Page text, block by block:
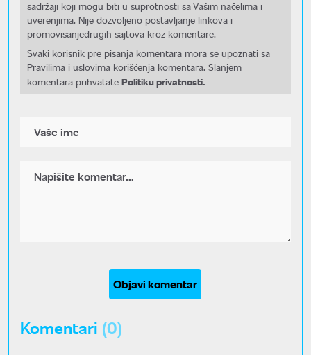
sadržaji koji mogu biti u suprotnosti sa Vašim načelima i
uverenjima. Nije dozvoljeno postavljanje linkova i
promovisanjedrugih sajtova kroz komentare.
Svaki korisnik pre pisanja komentara mora se upoznati sa
Pravilima i uslovima korišćenja komentara. Slanjem
komentara prihvatate Politiku privatnosti.
Objavi komentar
Komentari (0)